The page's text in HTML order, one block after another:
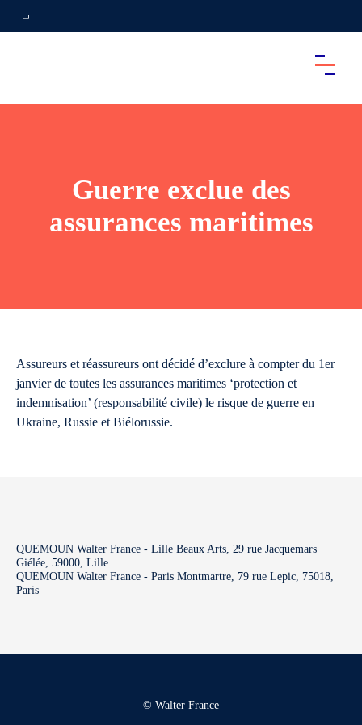
Guerre exclue des
assurances maritimes
Assureurs et réassureurs ont décidé d’exclure à compter du 1er
janvier de toutes les assurances maritimes ‘protection et
indemnisation’ (responsabilité civile) le risque de guerre en
Ukraine, Russie et Biélorussie.
QUEMOUN Walter France - Lille Beaux Arts, 29 rue Jacquemars
Giélée, 59000, Lille
QUEMOUN Walter France - Paris Montmartre, 79 rue Lepic, 75018,
Paris
© Walter France